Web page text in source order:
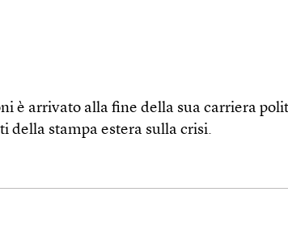
è arrivato alla fine della sua carriera
della stampa estera sulla crisi.